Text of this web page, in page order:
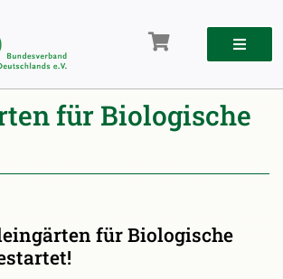
für Biologische
für Biologische